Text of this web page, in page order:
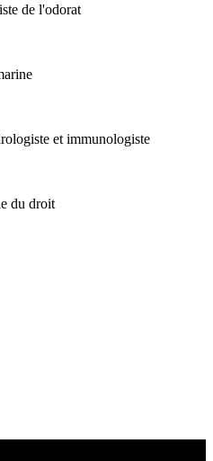
de l'odorat
et immunologiste
du droit